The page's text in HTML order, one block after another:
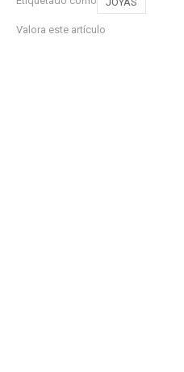
Valora este artículo